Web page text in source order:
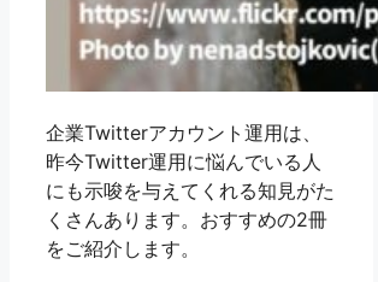
企業Twitterアカウント運用は、
昨今Twitter運用に悩んでいる人
にも示唆を与えてくれる知見がた
くさんあります。おすすめの2冊
をご紹介します。